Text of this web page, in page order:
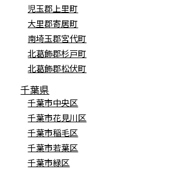
児玉郡上里町
大里郡寄居町
南埼玉郡宮代町
北葛飾郡杉戸町
北葛飾郡松伏町
千葉県
千葉市中央区
千葉市花見川区
千葉市稲毛区
千葉市若葉区
千葉市緑区